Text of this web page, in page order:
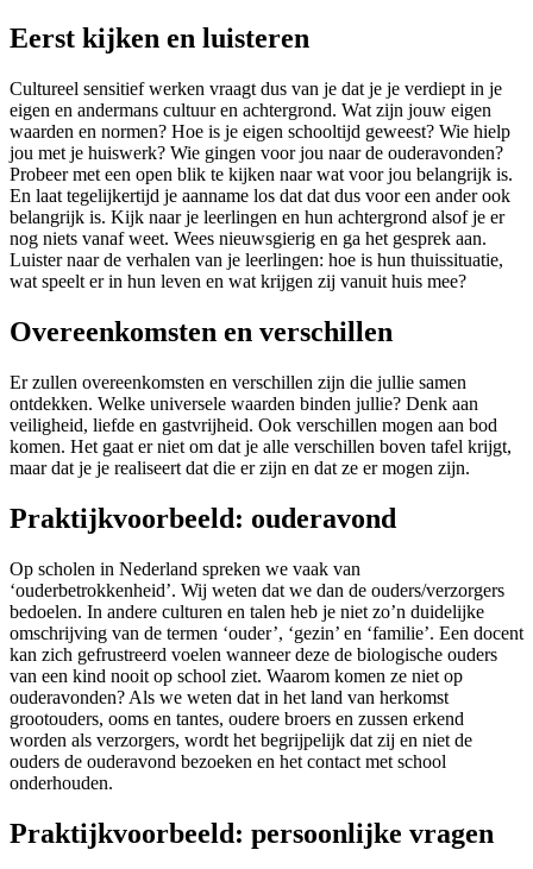
Eerst kijken en luisteren
Cultureel sensitief werken vraagt dus van je dat je je verdiept in je
eigen en andermans cultuur en achtergrond. Wat zijn jouw eigen
waarden en normen? Hoe is je eigen schooltijd geweest? Wie hielp
jou met je huiswerk? Wie gingen voor jou naar de ouderavonden?
Probeer met een open blik te kijken naar wat voor jou belangrijk is.
En laat tegelijkertijd je aanname los dat dat dus voor een ander ook
belangrijk is. Kijk naar je leerlingen en hun achtergrond alsof je er
nog niets vanaf weet. Wees nieuwsgierig en ga het gesprek aan.
Luister naar de verhalen van je leerlingen: hoe is hun thuissituatie,
wat speelt er in hun leven en wat krijgen zij vanuit huis mee?
Overeenkomsten en verschillen
Er zullen overeenkomsten en verschillen zijn die jullie samen
ontdekken. Welke universele waarden binden jullie? Denk aan
veiligheid, liefde en gastvrijheid. Ook verschillen mogen aan bod
komen. Het gaat er niet om dat je alle verschillen boven tafel krijgt,
maar dat je je realiseert dat die er zijn en dat ze er mogen zijn.
Praktijkvoorbeeld: ouderavond
Op scholen in Nederland spreken we vaak van
‘ouderbetrokkenheid’. Wij weten dat we dan de ouders/verzorgers
bedoelen. In andere culturen en talen heb je niet zo’n duidelijke
omschrijving van de termen ‘ouder’, ‘gezin’ en ‘familie’. Een docent
kan zich gefrustreerd voelen wanneer deze de biologische ouders
van een kind nooit op school ziet. Waarom komen ze niet op
ouderavonden? Als we weten dat in het land van herkomst
grootouders, ooms en tantes, oudere broers en zussen erkend
worden als verzorgers, wordt het begrijpelijk dat zij en niet de
ouders de ouderavond bezoeken en het contact met school
onderhouden.
Praktijkvoorbeeld: persoonlijke vragen